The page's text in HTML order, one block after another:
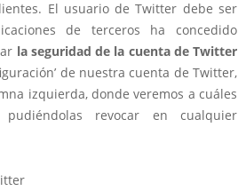
El usuario de Twitter debe ser
de terceros ha concedido
la seguridad de la cuenta de Twitter
de nuestra cuenta de Twitter,
izquierda, donde veremos a cuáles
pudiéndolas revocar en cualquier